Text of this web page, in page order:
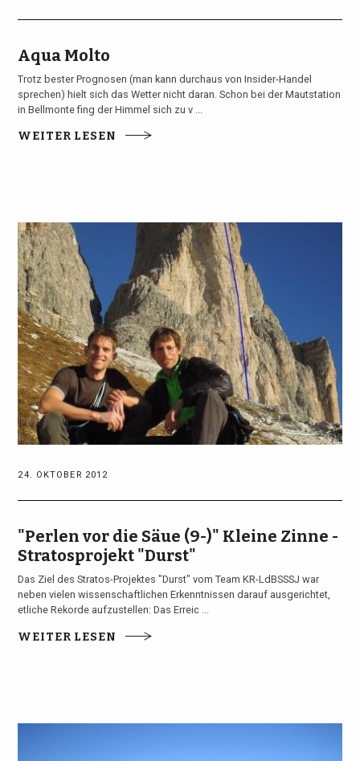
Aqua Molto
Trotz bester Prognosen (man kann durchaus von Insider-Handel
sprechen) hielt sich das Wetter nicht daran. Schon bei der Mautstation
in Bellmonte fing der Himmel sich zu v ...
WEITER LESEN
24. OKTOBER 2012
"Perlen vor die Säue (9-)" Kleine Zinne -
Stratosprojekt "Durst"
Das Ziel des Stratos-Projektes "Durst" vom Team KR-LdBSSSJ war
neben vielen wissenschaftlichen Erkenntnissen darauf ausgerichtet,
etliche Rekorde aufzustellen: Das Erreic ...
WEITER LESEN